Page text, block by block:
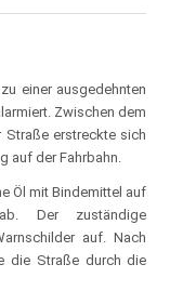
einer ausgedehnten
Zwischen dem
Straße erstreckte sich
auf der Fahrbahn.
Öl mit Bindemittel auf
Der zuständige
auf. Nach
die Straße durch die